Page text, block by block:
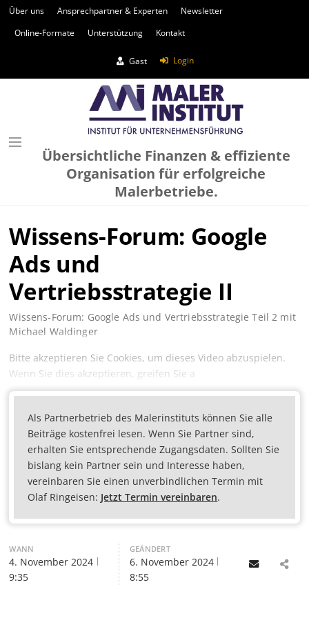
Über uns Ansprechpartner & Experten
Newsletter
Online-Formate
Unterstützung Kontakt
Gast Login
Übersichtliche Finanzen & effiziente
Organisation für erfolgreiche
Malerbetriebe.
Wissens-Forum: Google
Ads und
Vertriebsstrategie II
Wissens-Forum: Google Ads und Vertriebsstrategie Teil 2 mit
Michael Waldinger
Bitte akzeptieren Sie Cookies, um dieses Video abzuspielen.
Wenn Sie dies akzeptieren, greifen Sie a
Als Partnerbetrieb des Malerinstituts können Sie alle
Beiträge kostenfrei lesen. Wenn Sie Partner sind,
erhalten Sie entsprechende Zugangsdaten. Sollten Sie
bislang kein Partner sein und Interesse haben,
vereinbaren Sie einen unverbindlichen Termin mit
Olaf Ringeisen: Jetzt Termin vereinbaren.
WANN
4. November 2024
9:35
GEÄNDERT
6. November 2024
8:55
Email